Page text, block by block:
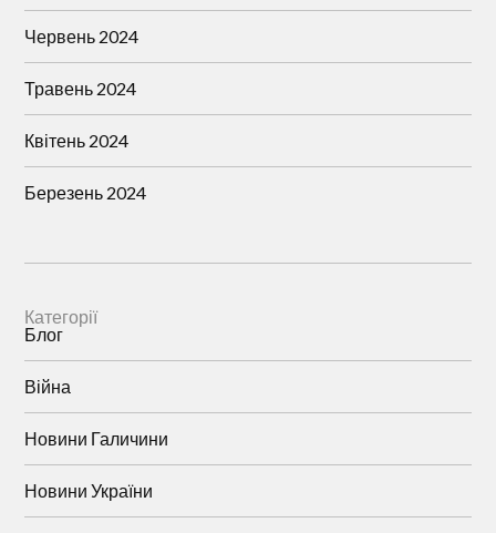
Червень 2024
Травень 2024
Квітень 2024
Березень 2024
Категорії
Блог
Війна
Новини Галичини
Новини України